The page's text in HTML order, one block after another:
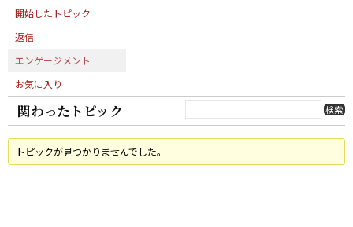
開始したトピック
返信
エンゲージメント
お気に入り
関わったトピック
トピックが見つかりませんでした。